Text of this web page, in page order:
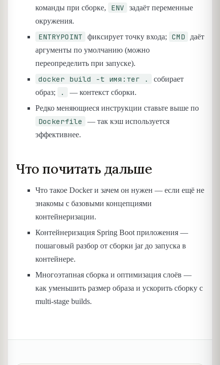
команды при сборке,
ENV
задаёт переменные
окружения.
ENTRYPOINT фиксирует точку входа; CMD
даёт
аргументы по умолчанию (можно
переопределить при запуске).
docker build -t имя:тег .
собирает
образ;
.
— контекст сборки.
Редко меняющиеся инструкции ставьте выше по
Dockerfile
— так кэш используется
эффективнее.
Что почитать дальше
Что такое Docker и зачем он нужен — если ещё не
знакомы с базовыми концепциями
контейнеризации.
Контейнеризация Spring Boot приложения —
пошаговый разбор от сборки jar до запуска в
контейнере.
Многоэтапная сборка и оптимизация слоёв —
как уменьшить размер образа и ускорить сборку с
multi-stage builds.